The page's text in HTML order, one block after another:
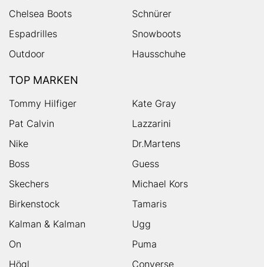
Chelsea Boots
Schnürer
Espadrilles
Snowboots
Outdoor
Hausschuhe
TOP MARKEN
Tommy Hilfiger
Kate Gray
Pat Calvin
Lazzarini
Nike
Dr.Martens
Boss
Guess
Skechers
Michael Kors
Birkenstock
Tamaris
Kalman & Kalman
Ugg
On
Puma
Högl
Converse